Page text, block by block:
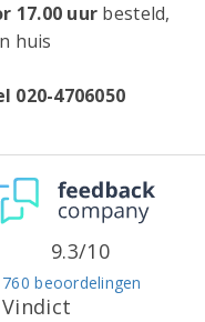
17.00 uur besteld,
huis
020-4706050
Vindict
760 beoordelingen
9.3/10